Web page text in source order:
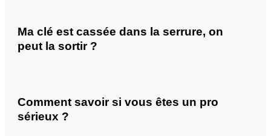
Ma clé est cassée dans la serrure, on
peut la sortir ?
Comment savoir si vous êtes un pro
sérieux ?